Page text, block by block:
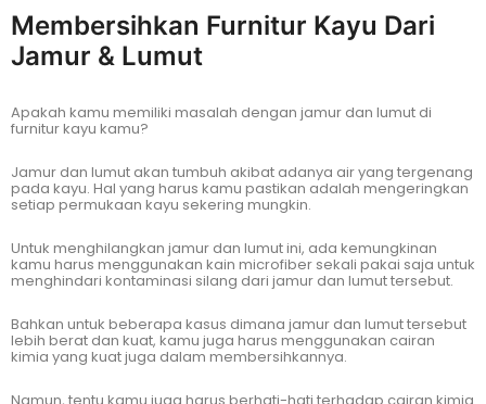
Membersihkan Furnitur Kayu Dari
Jamur & Lumut
Apakah kamu memiliki masalah dengan jamur dan lumut di
furnitur kayu kamu?
Jamur dan lumut akan tumbuh akibat adanya air yang tergenang
pada kayu. Hal yang harus kamu pastikan adalah mengeringkan
setiap permukaan kayu sekering mungkin.
Untuk menghilangkan jamur dan lumut ini, ada kemungkinan
kamu harus menggunakan kain microfiber sekali pakai saja untuk
menghindari kontaminasi silang dari jamur dan lumut tersebut.
Bahkan untuk beberapa kasus dimana jamur dan lumut tersebut
lebih berat dan kuat, kamu juga harus menggunakan cairan
kimia yang kuat juga dalam membersihkannya.